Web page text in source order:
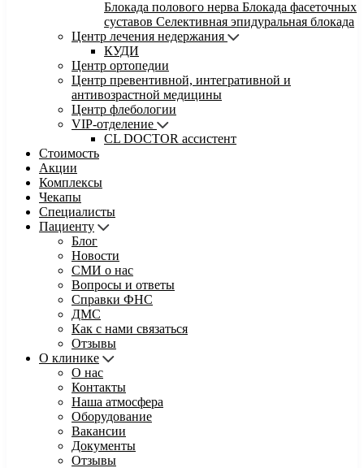
Блокада полового нерва Блокада фасеточных
суставов Селективная эпидуральная блокада
Центр лечения недержания
КУДИ
Центр ортопедии
Центр превентивной, интегративной и
антивозрастной медицины
Центр флебологии
VIP-отделение
CL DOCTOR ассистент
Стоимость
Акции
Комплексы
Чекапы
Специалисты
Пациенту
Блог
Новости
СМИ о нас
Вопросы и ответы
Справки ФНС
ДМС
Как с нами связаться
Отзывы
О клинике
О нас
Контакты
Наша атмосфера
Оборудование
Вакансии
Документы
Отзывы